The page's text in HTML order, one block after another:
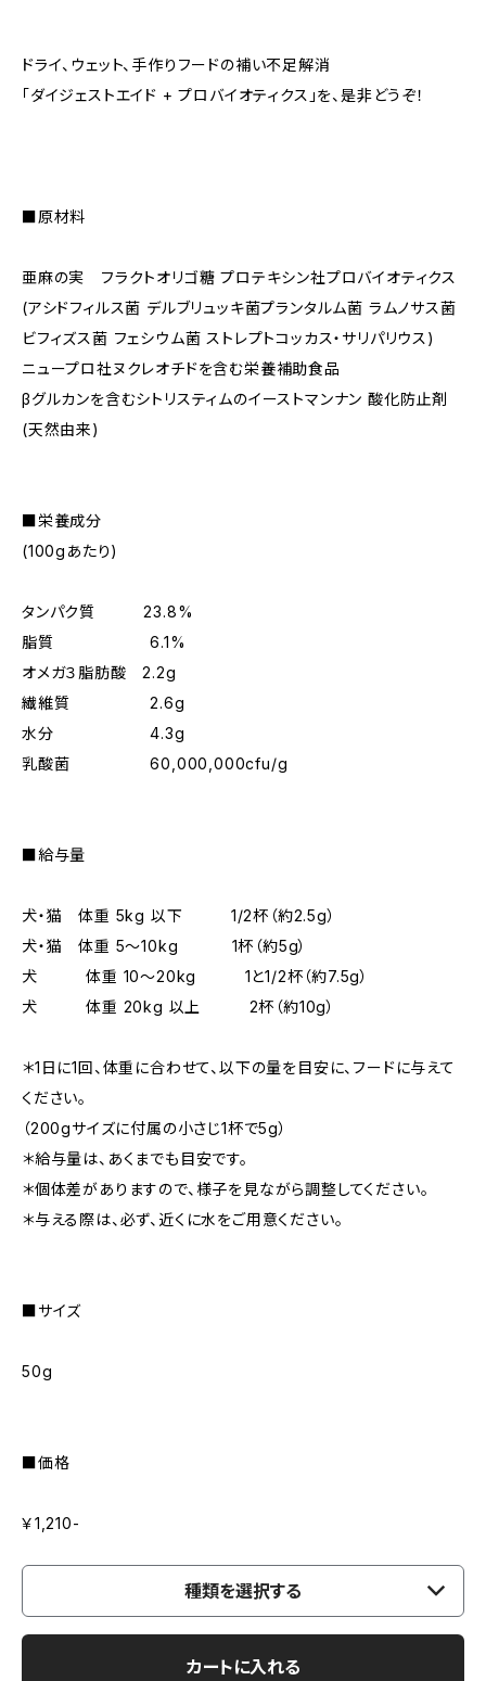
ドライ、ウェット、手作りフードの補い不足解消
「ダイジェストエイド + プロバイオティクス」を、是非どうぞ！
■原材料
亜麻の実 フラクトオリゴ糖 プロテキシン社プロバイオティクス
(アシドフィルス菌 デルブリュッキ菌プランタルム菌 ラムノサス菌
ビフィズス菌 フェシウム菌 ストレプトコッカス・サリパリウス)
ニュープロ社ヌクレオチドを含む栄養補助食品
βグルカンを含むシトリスティムのイーストマンナン 酸化防止剤
(天然由来)
■栄養成分
(100gあたり)
タンパク質 23.8%
脂質 6.1%
オメガ３脂肪酸 2.2g
繊維質 2.6g
水分 4.3g
乳酸菌 60,000,000cfu/g
■給与量
犬・猫 体重 5kg 以下 1/2杯（約2.5g）
犬・猫 体重 5～10kg 1杯（約5g）
犬 体重 10～20kg 1と1/2杯（約7.5g）
犬 体重 20kg 以上 2杯（約10g）
＊1日に1回、体重に合わせて、以下の量を目安に、フードに与えて
ください。
（200gサイズに付属の小さじ1杯で5g）
＊給与量は、あくまでも目安です。
＊個体差がありますので、様子を見ながら調整してください。
＊与える際は、必ず、近くに水をご用意ください。
■サイズ
50g
■価格
￥1,210-
種類を選択する
カートに入れる